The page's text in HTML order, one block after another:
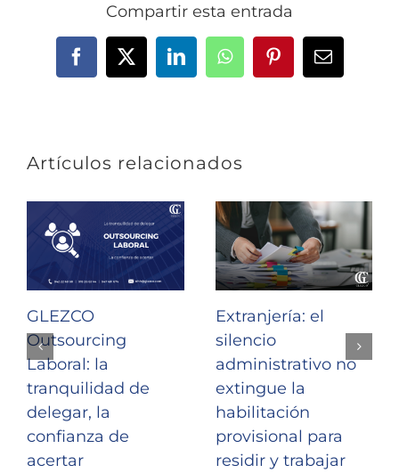
Compartir esta entrada
Facebook
X LinkedInWhatsAppPinterestCorreo
Artículos relacionados
GLEZCO
Outsourcing
Laboral: la
tranquilidad de
delegar, la
confianza de
acertar
Extranjería: el
silencio
administrativo no
extingue la
habilitación
provisional para
residir y trabajar